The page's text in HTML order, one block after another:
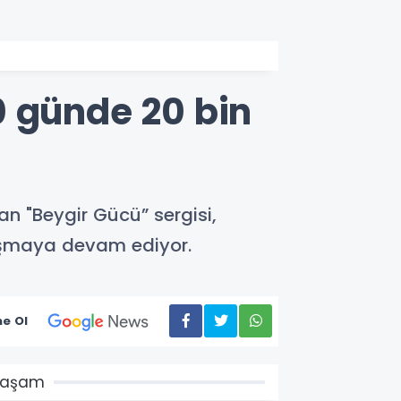
günde 20 bin
"Beygir Gücü” sergisi,
devam ediyor.
Ol